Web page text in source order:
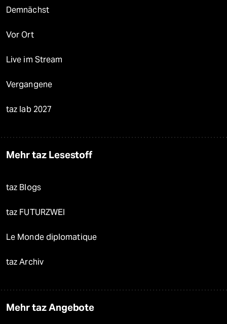
Demnächst
Vor Ort
Live im Stream
Vergangene
taz lab 2027
Mehr taz Lesestoff
taz Blogs
taz FUTURZWEI
Le Monde diplomatique
taz Archiv
Mehr taz Angebote